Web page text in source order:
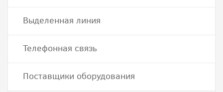
Выделенная линия
Телефонная связь
Поставщики оборудования